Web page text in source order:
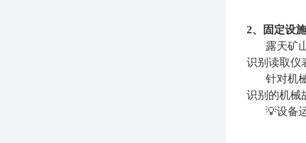
2、固定设
露天矿
识别读取仪
针对机
识别的机械
💡设备